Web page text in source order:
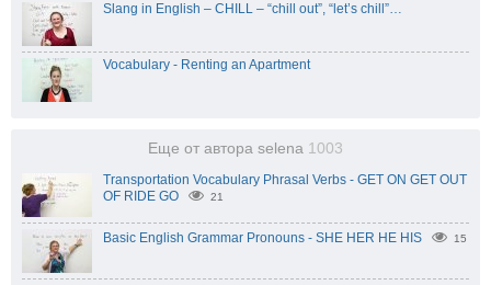
Slang in English – CHILL – “chill out”, “let’s chill”…
Vocabulary - Renting an Apartment
Еще от автора selena 1003
Transportation Vocabulary Phrasal Verbs - GET ON GET OUT
OF RIDE GO
21
Basic English Grammar Pronouns - SHE HER HE HIS 15